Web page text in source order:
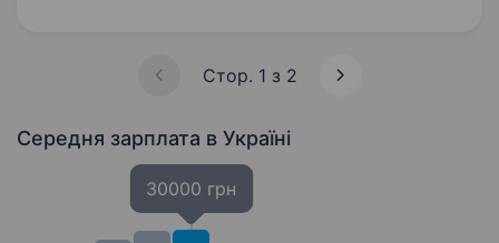
Стор. 1 з 2
Середня зарплата в Україні
30000 грн